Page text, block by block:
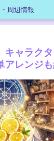
周辺情報
キャラク
アレンジ